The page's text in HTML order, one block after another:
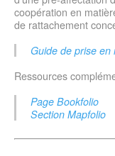
coopération en
de rattachement
Guide de prise en
Ressources
Page Bookfolio
Section Mapfolio